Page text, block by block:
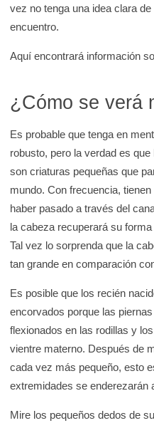
n
l
a
b
e
c
a
d
K
i
d
s
a
vez no tenga una idea clara
encuentro.
Aquí encontrará información
¿Cómo se verá
Es probable que tenga en
robusto, pero la verdad es
son criaturas pequeñas que
mundo. Con frecuencia,
haber pasado a través del
la cabeza recuperará su
Tal vez lo sorprenda que la
tan grande en comparación
Es posible que los recién
encorvados porque las
flexionados en las rodillas y
vientre materno. Después de
cada vez más pequeño, esto
extremidades se enderezarán
Mire los pequeños dedos de